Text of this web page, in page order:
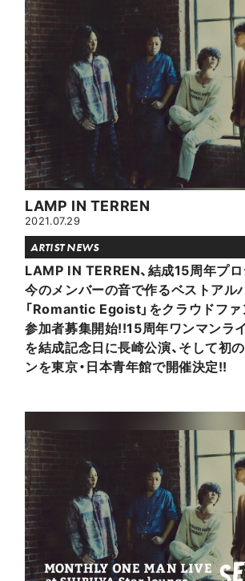
LAMP IN TERREN
2021.07.29
ARTIST NEWS
LAMP IN TERREN、結成15周年プ
今のメンバーの音で作るベストアル
「Romantic Egoist」をクラウドフ
参加者募集開始!!15周年ワンマンラ
を結成記念日に長崎公演、そして初
ンを東京・日本青年館で開催決定!!